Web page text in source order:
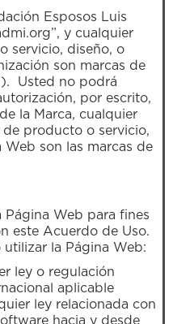
Esposos Luis
y cualquier
servicio, diseño, o
son marcas de
Usted no podrá
por escrito,
la Marca, cualquier
producto o servicio,
Web son las marcas de
Página Web para fines
este Acuerdo de Uso.
la Página Web:
ley o regulación
aplicable
ley relacionada con
hacia y desde